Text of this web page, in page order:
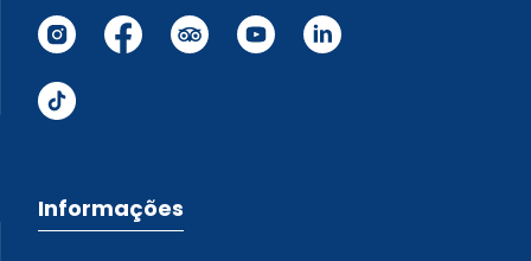
Informações